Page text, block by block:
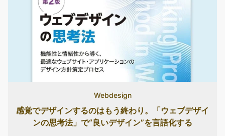
Webdesign
感覚でデザインするのはもう終わり。「ウェブデザイ
ンの思考法」で“良いデザイン”を言語化する